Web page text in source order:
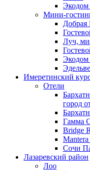
Мини-
Луч,
Имеретинский
Отели
город
Гамма
Bridge
Сочи
Лазаревский район
Лоо